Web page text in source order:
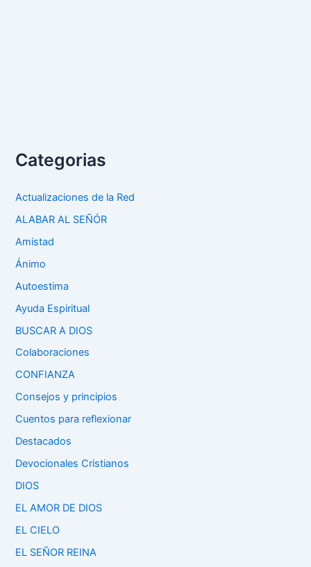
Categorias
Actualizaciones de la Red
ALABAR AL SEÑÓR
Amistad
Ánimo
Autoestima
Ayuda Espiritual
BUSCAR A DIOS
Colaboraciones
CONFIANZA
Consejos y principios
Cuentos para reflexionar
Destacados
Devocionales Cristianos
DIOS
EL AMOR DE DIOS
EL CIELO
EL SEÑOR REINA